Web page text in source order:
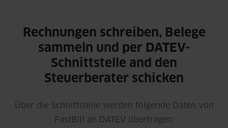
Rechnungen schreiben, Belege
sammeln und per DATEV-
Schnittstelle and den
Steuerberater schicken
Über die Schnittstelle werden folgende Daten von
FastBill an DATEV übertragen: